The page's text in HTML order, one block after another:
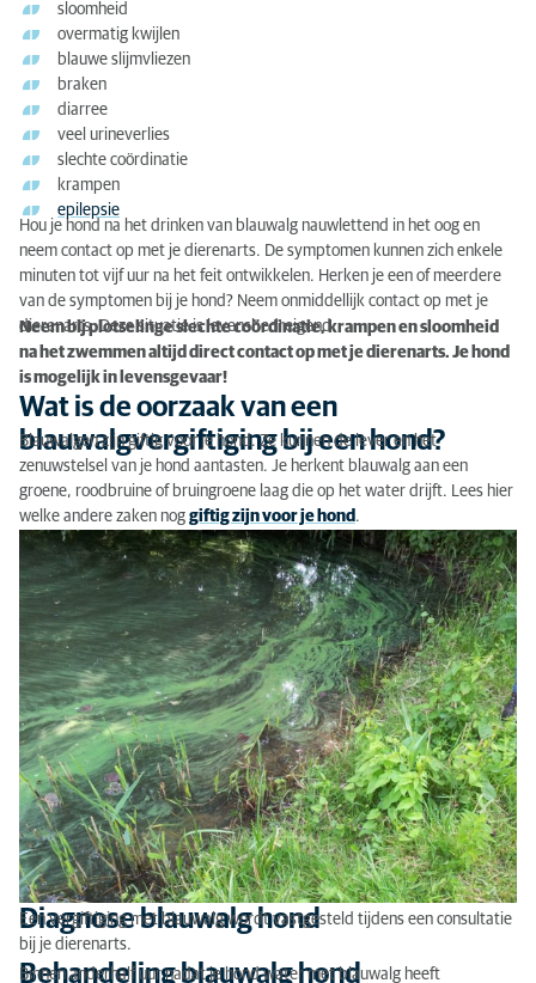
sloomheid
overmatig kwijlen
blauwe slijmvliezen
braken
diarree
veel urineverlies
slechte coördinatie
krampen
epilepsie
Hou je hond na het drinken van blauwalg nauwlettend in het oog en
neem contact op met je dierenarts. De symptomen kunnen zich enkele
minuten tot vijf uur na het feit ontwikkelen. Herken je een of meerdere
van de symptomen bij je hond? Neem onmiddellijk contact op met je
dierenarts. Deze situatie is levensbedreigend.
Neem bij plotselinge slechte coördinatie, krampen en sloomheid
na het zwemmen altijd direct contact op met je dierenarts. Je hond
is mogelijk in levensgevaar!
Wat is de oorzaak van een
blauwalgvergiftiging bij een hond?
Blauwalgen zijn giftig voor je hond. Ze kunnen de lever en het
zenuwstelsel van je hond aantasten. Je herkent blauwalg aan een
groene, roodbruine of bruingroene laag die op het water drijft. Lees hier
welke andere zaken nog giftig zijn voor je hond .
Diagnose blauwalg hond
Een vergiftiging met blauwalg wordt vastgesteld tijdens een consultatie
bij je dierenarts.
Behandeling blauwalg hond
Binnen anderhalf uur nadat je hond water met blauwalg heeft